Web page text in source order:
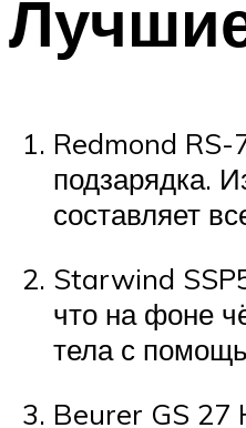
Redmond
подзарядка.
составляет
Starwind
что на фоне
тела с
Beurer GS 27